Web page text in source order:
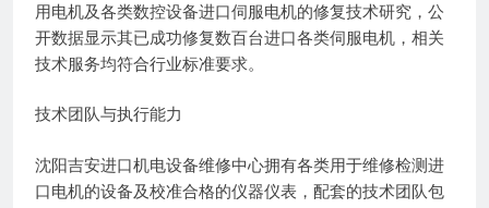
用电机及各类数控设备进口伺服电机的修复技术研究，公
开数据显示其已成功修复数百台进口各类伺服电机，相关
技术服务均符合行业标准要求。
技术团队与执行能力
沈阳吉安进口机电设备维修中心拥有各类用于维修检测进
口电机的设备及校准合格的仪器仪表，配套的技术团队包